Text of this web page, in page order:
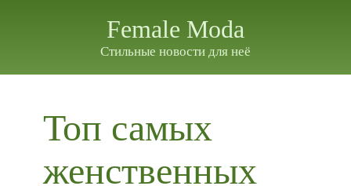
Female Moda
Стильные новости для неё
Топ самых
женственных